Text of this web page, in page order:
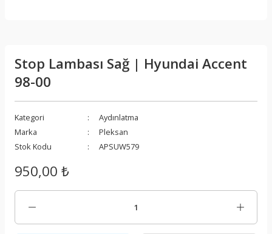
Stop Lambası Sağ | Hyundai Accent
98-00
Kategori
Aydınlatma
Marka
Pleksan
Stok Kodu
APSUW579
950,00 ₺